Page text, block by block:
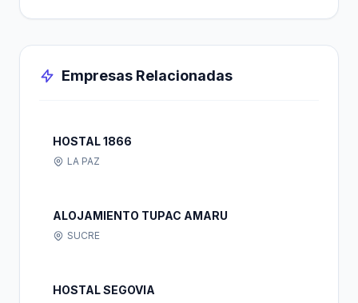
Empresas Relacionadas
HOSTAL 1866
LA PAZ
ALOJAMIENTO TUPAC AMARU
SUCRE
HOSTAL SEGOVIA